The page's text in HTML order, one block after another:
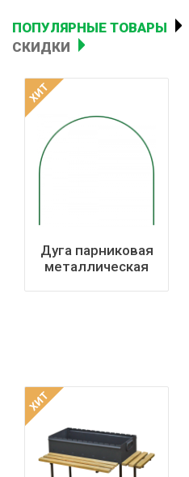
ПОПУЛЯРНЫЕ ТОВАРЫ
СКИДКИ
ХИТ
Дуга парниковая
металлическая
ХИТ